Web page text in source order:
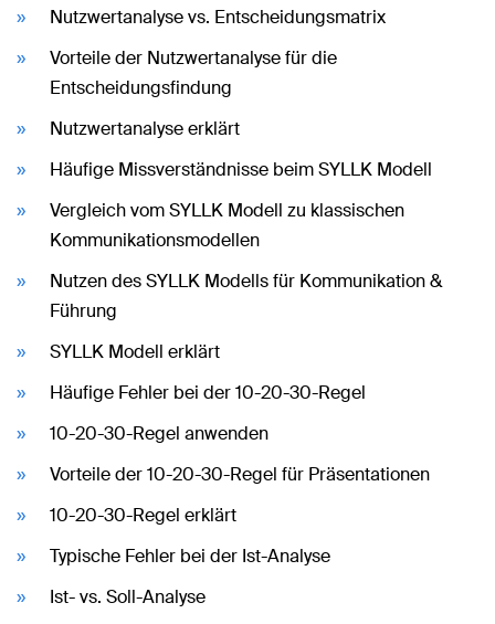
Nutzwertanalyse vs. Entscheidungsmatrix
Vorteile der Nutzwertanalyse für die
Entscheidungsfindung
Nutzwertanalyse erklärt
Häufige Missverständnisse beim SYLLK Modell
Vergleich vom SYLLK Modell zu klassischen
Kommunikationsmodellen
Nutzen des SYLLK Modells für Kommunikation &
Führung
SYLLK Modell erklärt
Häufige Fehler bei der 10-20-30-Regel
10-20-30-Regel anwenden
Vorteile der 10-20-30-Regel für Präsentationen
10-20-30-Regel erklärt
Typische Fehler bei der Ist-Analyse
Ist- vs. Soll-Analyse